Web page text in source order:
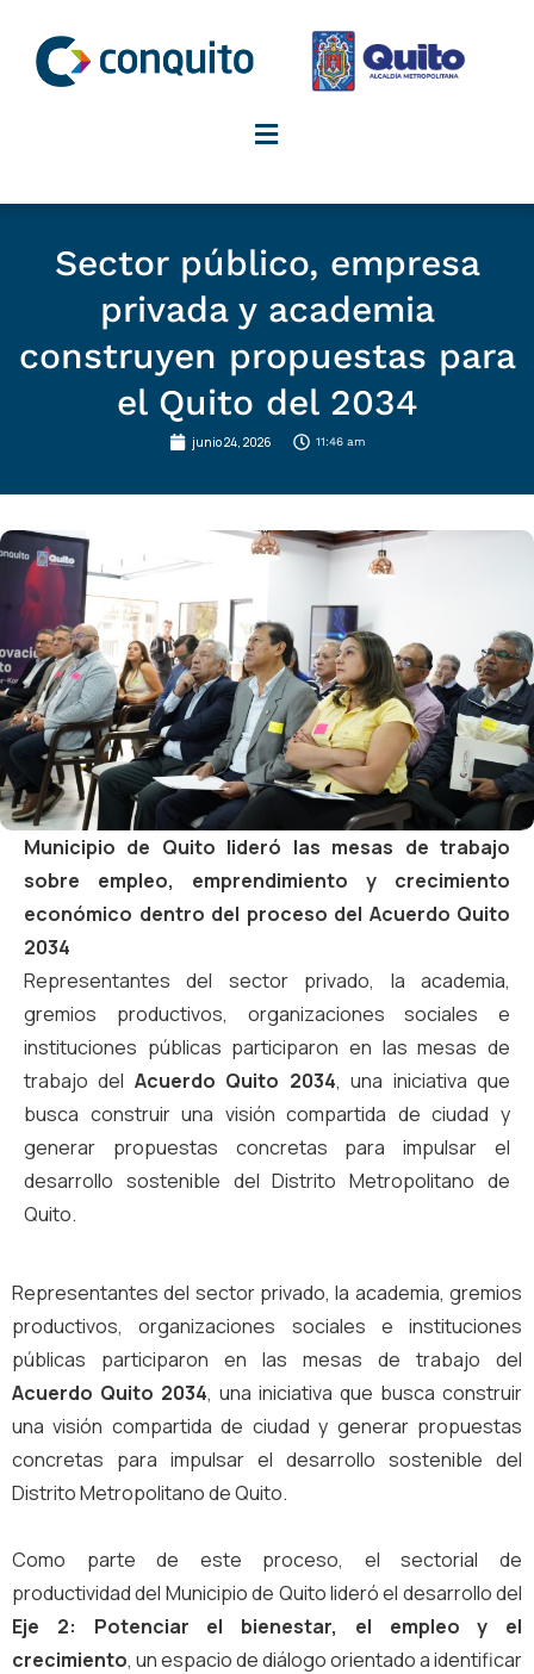
contenido
Sector público, empresa
privada y academia
construyen propuestas para
el Quito del 2034
junio 24, 2026 11:46 am
Municipio de Quito lideró las mesas de trabajo
sobre empleo, emprendimiento y crecimiento
económico dentro del proceso del Acuerdo Quito
2034
Representantes del sector privado, la academia,
gremios productivos, organizaciones sociales e
instituciones públicas participaron en las mesas de
trabajo del Acuerdo Quito 2034, una iniciativa que
busca construir una visión compartida de ciudad y
generar propuestas concretas para impulsar el
desarrollo sostenible del Distrito Metropolitano de
Quito.
Representantes del sector privado, la academia, gremios
productivos, organizaciones sociales e instituciones
públicas participaron en las mesas de trabajo del
Acuerdo Quito 2034, una iniciativa que busca construir
una visión compartida de ciudad y generar propuestas
concretas para impulsar el desarrollo sostenible del
Distrito Metropolitano de Quito.
Como parte de este proceso, el sectorial de
productividad del Municipio de Quito lideró el desarrollo del
Eje 2: Potenciar el bienestar, el empleo y el
crecimiento, un espacio de diálogo orientado a identificar